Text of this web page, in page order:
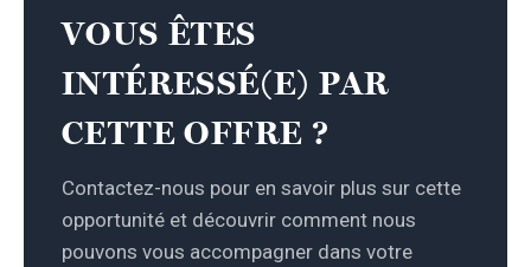
VOUS ÊTES
INTÉRESSÉ(E) PAR
CETTE OFFRE ?
Contactez-nous pour en savoir plus sur cette
opportunité et découvrir comment nous
pouvons vous accompagner dans votre